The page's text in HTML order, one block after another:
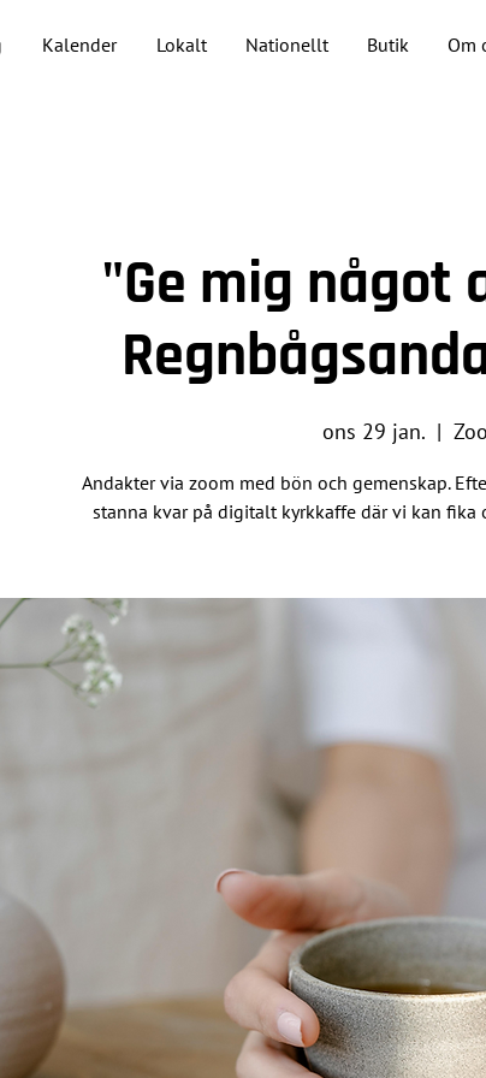
Kalender Lokalt Nationellt Butik Om
"Ge mig något
ons 29 jan.
  |
Andakter via zoom med bön och gemenskap.
stanna kvar på digitalt kyrkkaffe där vi kan fika